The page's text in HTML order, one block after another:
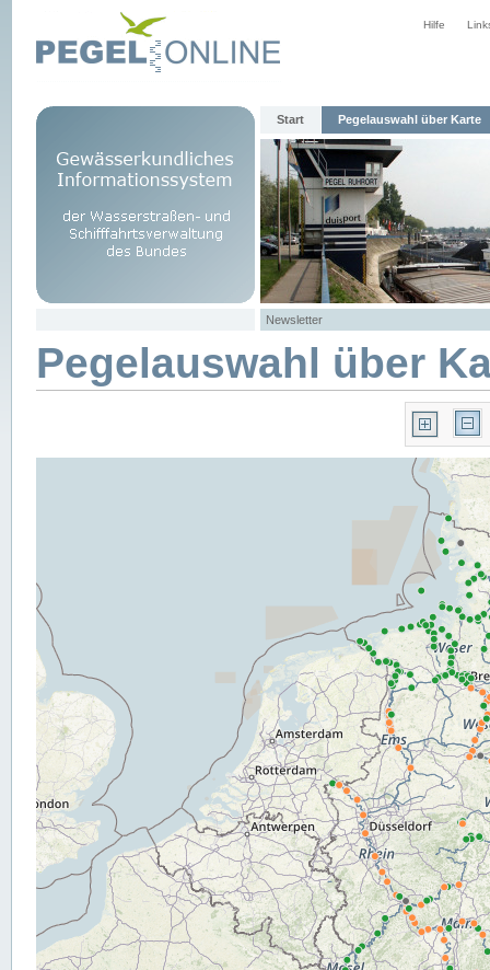
Hilfe
Start Pegelauswahl über Karte
Newsletter
Pegelauswahl über